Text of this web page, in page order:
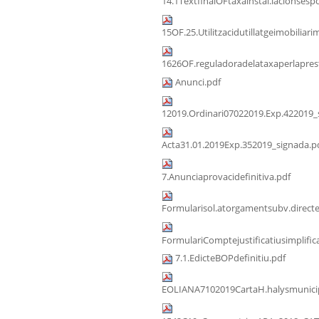
Anunci.pdf
7.Anunciaprovacidefinitiva.pdf
7.1.EdicteBOPdefinitiu.pdf